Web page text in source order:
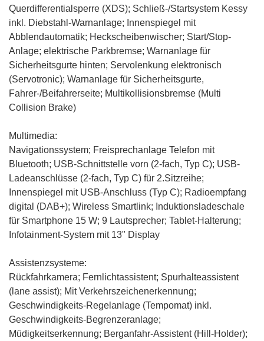
Querdifferentialsperre (XDS); Schließ-/Startsystem Kessy
inkl. Diebstahl-Warnanlage; Innenspiegel mit
Abblendautomatik; Heckscheibenwischer; Start/Stop-
Anlage; elektrische Parkbremse; Warnanlage für
Sicherheitsgurte hinten; Servolenkung elektronisch
(Servotronic); Warnanlage für Sicherheitsgurte,
Fahrer-/Beifahrerseite; Multikollisionsbremse (Multi
Collision Brake)
Multimedia:
Navigationssystem; Freisprechanlage Telefon mit
Bluetooth; USB-Schnittstelle vorn (2-fach, Typ C); USB-
Ladeanschlüsse (2-fach, Typ C) für 2.Sitzreihe;
Innenspiegel mit USB-Anschluss (Typ C); Radioempfang
digital (DAB+); Wireless Smartlink; Induktionsladeschale
für Smartphone 15 W; 9 Lautsprecher; Tablet-Halterung;
Infotainment-System mit 13" Display
Assistenzsysteme:
Rückfahrkamera; Fernlichtassistent; Spurhalteassistent
(lane assist); Mit Verkehrszeichenerkennung;
Geschwindigkeits-Regelanlage (Tempomat) inkl.
Geschwindigkeits-Begrenzeranlage;
Müdigkeitserkennung; Berganfahr-Assistent (Hill-Holder);